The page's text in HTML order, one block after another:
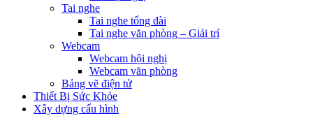
Tai nghe
Tai nghe tổng đài
Tai nghe văn phòng – Giải trí
Webcam
Webcam hội nghị
Webcam văn phòng
Bảng vẽ điện tử
Thiết Bị Sức Khỏe
Xây dựng cấu hình